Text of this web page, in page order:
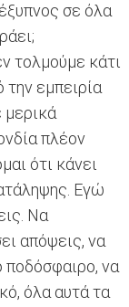
σε όλα
τολμούμε κάτι
εμπειρία
μερικά
πλέον
ότι κάνει
Εγώ
Να
απόψεις, να
ποδόσφαιρο, να
όλα αυτά τα